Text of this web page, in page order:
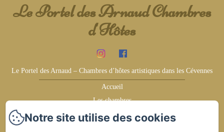
Le Portel des Arnaud Chambres
d'Hôtes
Le Portel des Arnaud – Chambres d’hôtes artistiques dans les Cévennes
Accueil
Les chambres
Témoignages
Notre site utilise des cookies